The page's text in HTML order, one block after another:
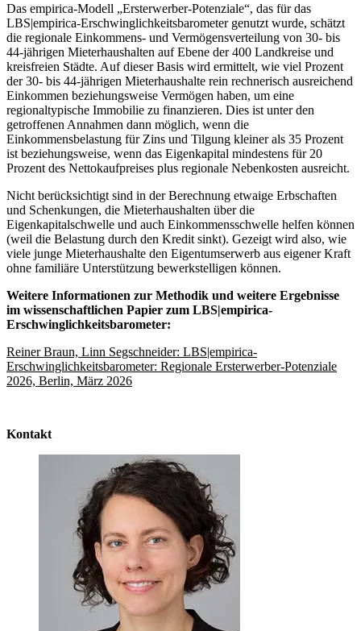
Das empirica-Modell „Ersterwerber-Potenziale“, das für das
LBS|empirica-Erschwinglichkeitsbarometer genutzt wurde, schätzt
die regionale Einkommens- und Vermögensverteilung von 30- bis
44-jährigen Mieterhaushalten auf Ebene der 400 Landkreise und
kreisfreien Städte. Auf dieser Basis wird ermittelt, wie viel Prozent
der 30- bis 44-jährigen Mieterhaushalte rein rechnerisch ausreichend
Einkommen beziehungsweise Vermögen haben, um eine
regionaltypische Immobilie zu finanzieren. Dies ist unter den
getroffenen Annahmen dann möglich, wenn die
Einkommensbelastung für Zins und Tilgung kleiner als 35 Prozent
ist beziehungsweise, wenn das Eigenkapital mindestens für 20
Prozent des Nettokaufpreises plus regionale Nebenkosten ausreicht.
Nicht berücksichtigt sind in der Berechnung etwaige Erbschaften
und Schenkungen, die Mieterhaushalten über die
Eigenkapitalschwelle und auch Einkommensschwelle helfen können
(weil die Belastung durch den Kredit sinkt). Gezeigt wird also, wie
viele junge Mieterhaushalte den Eigentumserwerb aus eigener Kraft
ohne familiäre Unterstützung bewerkstelligen können.
Weitere Informationen zur Methodik und weitere Ergebnisse
im wissenschaftlichen Papier zum LBS|empirica-
Erschwinglichkeitsbarometer:
Reiner Braun, Linn Segschneider: LBS|empirica-
Erschwinglichkeitsbarometer: Regionale Ersterwerber-Potenziale
2026, Berlin, März 2026
Kontakt